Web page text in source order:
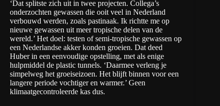
‘Dat splitste zich uit in twee projecten. Collega’s
onderzochten gewassen die ooit veel in Nederland
verbouwd werden, zoals pastinaak. Ik richtte me op
nieuwe gewassen uit meer tropische delen van de
wereld.’ Het doel: testen of semi-tropische gewassen op
een Nederlandse akker konden groeien. Dat deed
Huber in een eenvoudige opstelling, met als enige
hulpmiddel de plastic tunnels. ‘Daarmee verleng je
simpelweg het groeiseizoen. Het blijft binnen voor een
langere periode vochtiger en warmer.’ Geen
klimaatgecontroleerde kas dus.